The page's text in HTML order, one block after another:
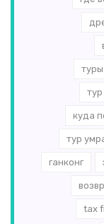
куда
тур
ганконг
tax